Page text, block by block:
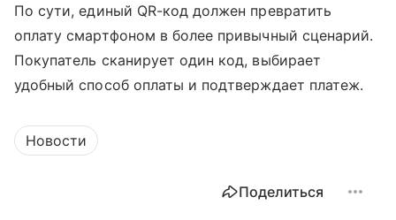
По сути, единый QR-код должен превратить
оплату смартфоном в более привычный сценарий.
Покупатель сканирует один код, выбирает
удобный способ оплаты и подтверждает платеж.
Новости
Поделиться